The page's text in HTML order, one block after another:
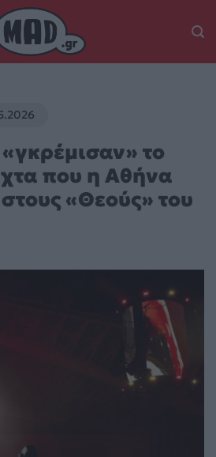
το
που η Αθήνα
«Θεούς» του